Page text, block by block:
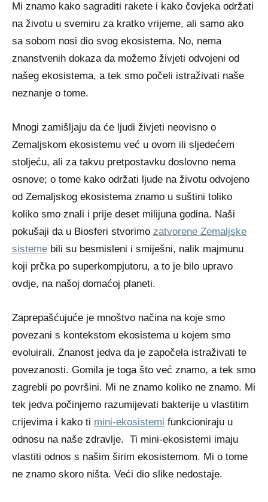
Mi znamo kako sagraditi rakete i kako čovjeka održati
na životu u svemiru za kratko vrijeme, ali samo ako
sa sobom nosi dio svog ekosistema. No, nema
znanstvenih dokaza da možemo živjeti odvojeni od
našeg ekosistema, a tek smo počeli istraživati naše
neznanje o tome.
Mnogi zamišljaju da će ljudi živjeti neovisno o
Zemaljskom ekosistemu već u ovom ili sljedećem
stoljeću, ali za takvu pretpostavku doslovno nema
osnove; o tome kako održati ljude na životu odvojeno
od Zemaljskog ekosistema znamo u suštini toliko
koliko smo znali i prije deset milijuna godina. Naši
pokušaji da u Biosferi stvorimo zatvorene Zemaljske
sisteme bili su besmisleni i smiješni, nalik majmunu
koji prčka po superkompjutoru, a to je bilo upravo
ovdje, na našoj domaćoj planeti.
Zaprepašćujuće je mnoštvo načina na koje smo
povezani s kontekstom ekosistema u kojem smo
evoluirali. Znanost jedva da je započela istraživati te
povezanosti. Gomila je toga što već znamo, a tek smo
zagrebli po površini. Mi ne znamo koliko ne znamo. Mi
tek jedva počinjemo razumijevati bakterije u vlastitim
crijevima i kako ti mini-ekosistemi funkcioniraju u
odnosu na naše zdravlje. Ti mini-ekosistemi imaju
vlastiti odnos s našim širim ekosistemom. Mi o tome
ne znamo skoro ništa. Veći dio slike nedostaje.